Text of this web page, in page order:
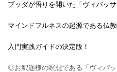
ブッダが悟りを開いた「ヴィパッ
マインドフルネスの起源である仏
入門実践ガイドの決定版！
◎お釈迦様の瞑想である「ヴィパ